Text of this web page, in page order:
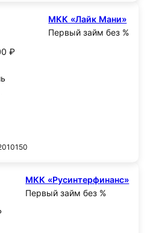
МКК «Лайк Мани»
Первый займ без %
₽
МКК «Русинтерфинанс»
Первый займ без %